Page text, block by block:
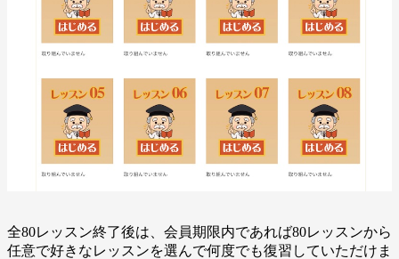
全80レッスン終了後は、会員期限内であれば80レッスンから
任意で好きなレッスンを選んで何度でも復習していただけま